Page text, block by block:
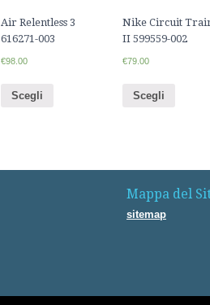
Air Relentless 3
616271-003
€98.00
Scegli
Nike Circuit
II 599559-002
€79.00
Scegli
Mappa del
sitemap